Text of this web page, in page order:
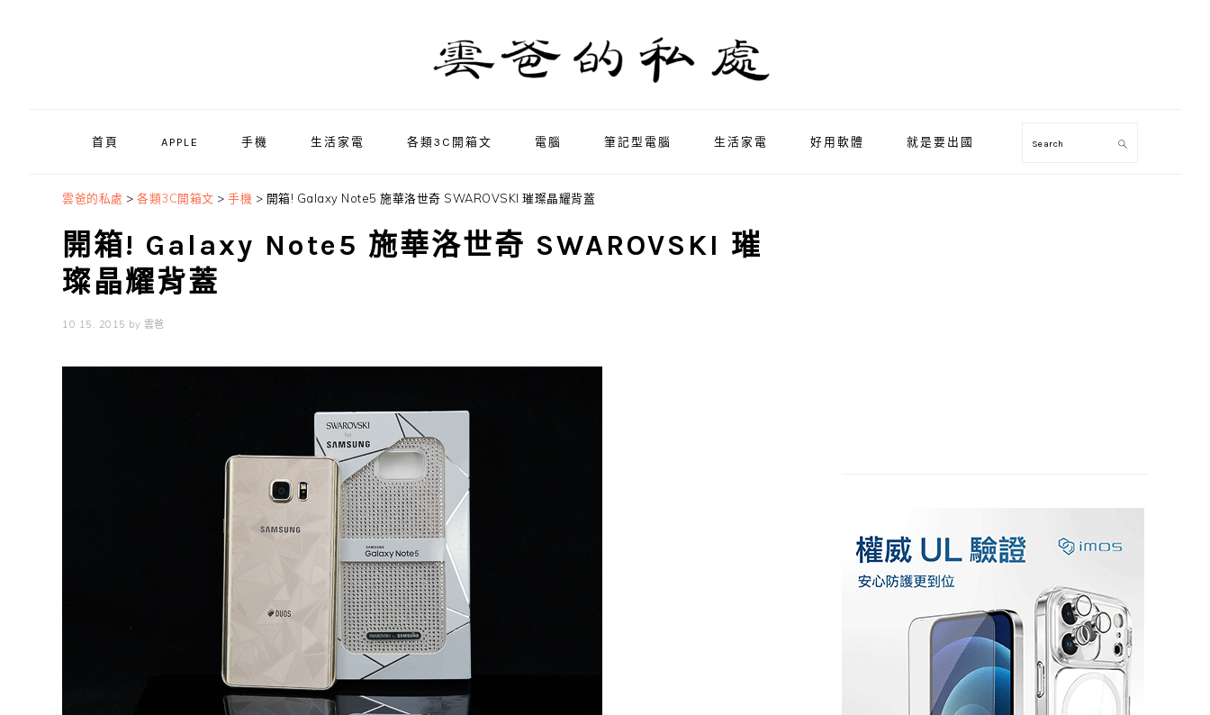
首頁 APPLE 手機 生活家電 各類3C開箱文 電腦 筆記型電腦 生活家電 好用軟體 就是要出國 Search
雲爸的私處 > 各類3C開箱文 > 手機 > 開箱! Galaxy Note5 施華洛世奇 SWAROVSKI 璀璨晶耀背蓋
開箱! Galaxy Note5 施華洛世奇 SWAROVSKI 璀
璨晶耀背蓋
10 15, 2015 by 雲爸